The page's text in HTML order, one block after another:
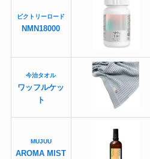
ビクトリーロード
NMN18000
今治タオル
ワッフルケッ
ト
MUJUU
AROMA MIST